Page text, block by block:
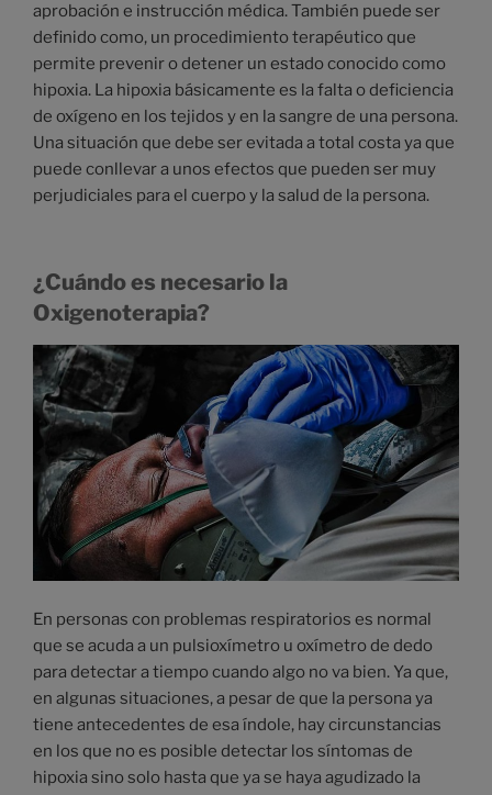
aprobación e instrucción médica. También puede ser
definido como, un procedimiento terapéutico que
permite prevenir o detener un estado conocido como
hipoxia. La hipoxia básicamente es la falta o deficiencia
de oxígeno en los tejidos y en la sangre de una persona.
Una situación que debe ser evitada a total costa ya que
puede conllevar a unos efectos que pueden ser muy
perjudiciales para el cuerpo y la salud de la persona.
¿Cuándo es necesario la
Oxigenoterapia?
En personas con problemas respiratorios es normal
que se acuda a un pulsioxímetro u oxímetro de dedo
para detectar a tiempo cuando algo no va bien. Ya que,
en algunas situaciones, a pesar de que la persona ya
tiene antecedentes de esa índole, hay circunstancias
en los que no es posible detectar los síntomas de
hipoxia sino solo hasta que ya se haya agudizado la